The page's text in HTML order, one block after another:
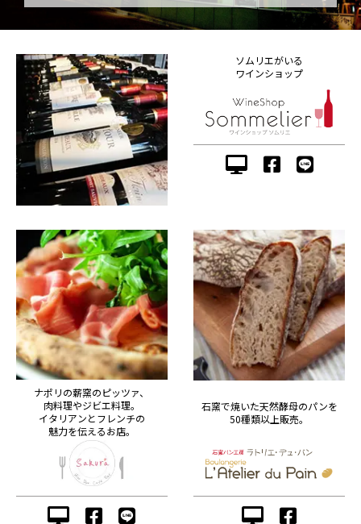
ソムリエがいる
ワインショップ
ナポリの薪窯のピッツァ、
肉料理やジビエ料理。
イタリアンとフレンチの
魅力を伝えるお店。
石窯で焼いた天然酵母のパンを
50種類以上販売。